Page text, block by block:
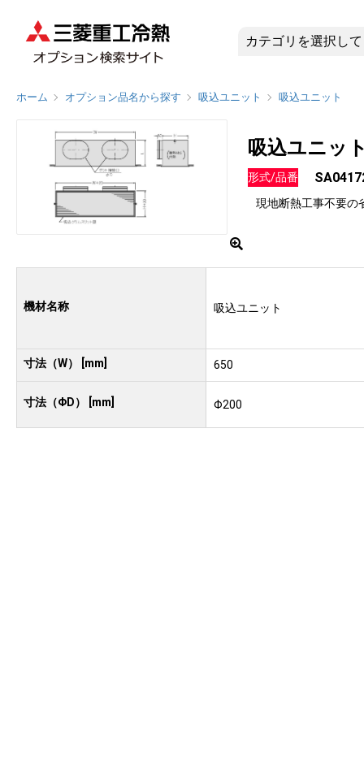
SA04172
ホーム オプション品名から探す 吸込ユニット 吸込ユニット
吸込ユニッ
形式/品番
現地断熱工事不要の
機材名称 吸込ユニット
寸法（W） [mm] 650
寸法（ΦD） [mm] Φ200